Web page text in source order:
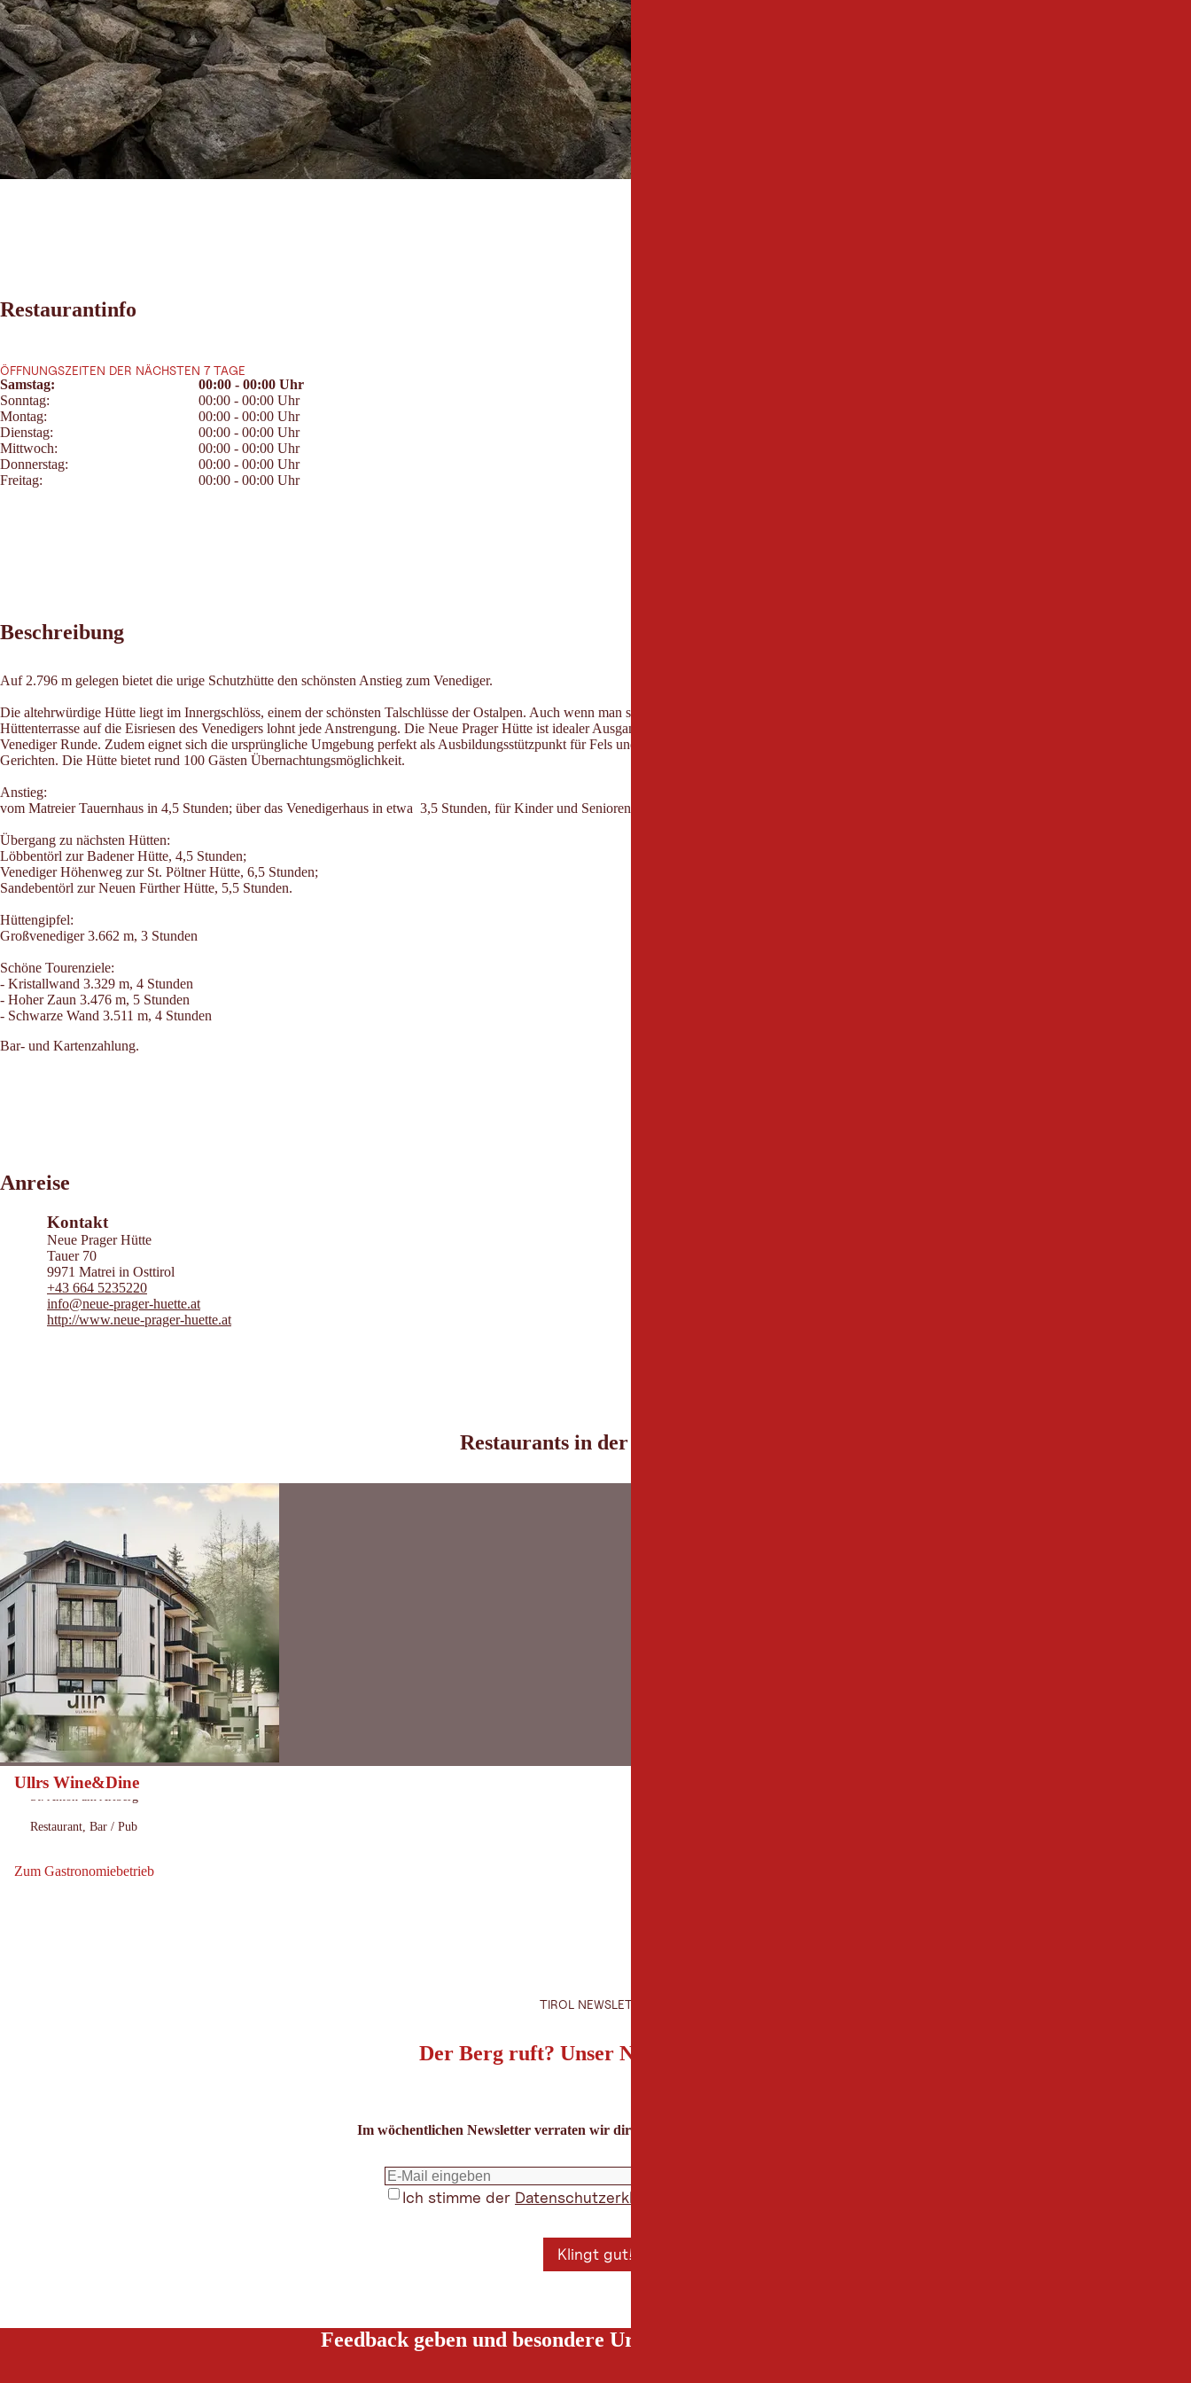
Restaurantinfo
ÖFFNUNGSZEITEN DER NÄCHSTEN 7 TAGE
Samstag:
00:00 - 00:00 Uhr
Sonntag:
00:00 - 00:00 Uhr
Montag:
00:00 - 00:00 Uhr
Dienstag:
00:00 - 00:00 Uhr
Mittwoch:
00:00 - 00:00 Uhr
Donnerstag:
00:00 - 00:00 Uhr
Freitag:
00:00 - 00:00 Uhr
Beschreibung
Auf 2.796 m gelegen bietet die urige Schutzhütte den schönsten Anstieg zum Venediger.
Die altehrwürdige Hütte liegt im Innergschlöss, einem der schönsten Talschlüsse der Ostalpen. Auch wenn man sich den Anstieg ohne Aufstiegshilfe erarbeiten muss, der unvergleichliche Ausblick von der
Hüttenterrasse auf die Eisriesen des Venedigers lohnt jede Anstrengung. Die Neue Prager Hütte ist idealer Ausgangspunkt für eine Besteigung des Großvenedigers und dient gleichzeitig als Etappenziel bei der
Venediger Runde. Zudem eignet sich die ursprüngliche Umgebung perfekt als Ausbildungsstützpunkt für Fels und Eis. Die Hüttenwirte verwöhnen ihre Gäste in gemütlicher Atmosphäre mit traditionellen
Gerichten. Die Hütte bietet rund 100 Gästen Übernachtungsmöglichkeit.
Anstieg:
vom Matreier Tauernhaus in 4,5 Stunden; über das Venedigerhaus in etwa 3,5 Stunden, für Kinder und Senioren leicht erreichbar.
Übergang zu nächsten Hütten:
Löbbentörl zur Badener Hütte, 4,5 Stunden;
Venediger Höhenweg zur St. Pöltner Hütte, 6,5 Stunden;
Sandebentörl zur Neuen Fürther Hütte, 5,5 Stunden.
Hüttengipfel:
Großvenediger 3.662 m, 3 Stunden
Schöne Tourenziele:
- Kristallwand 3.329 m, 4 Stunden
- Hoher Zaun 3.476 m, 5 Stunden
- Schwarze Wand 3.511 m, 4 Stunden
Bar- und Kartenzahlung.
Anreise
Leaflet ©
OpenStreetMap contributors 2026
Kontakt
Neue Prager Hütte
Tauer 70
9971 Matrei in Osttirol
+43 664 5235220
info@neue-prager-huette.at
http://www.neue-prager-huette.at
Restaurants in der Umgebung
Ullrs Wine&Dine
Öffnungszeiten:
Heute geöffnet
Ort:
Restaurant, Bar / Pub
Zum Gastronomiebetrieb
Zum Gastronomiebetrieb: Ullrs Wine&Dine
TIROL NEWSLETTER
Der Berg ruft? Unser Newsletter auch!
Im wöchentlichen Newsletter verraten wir dir die besten Urlaubstipps für Tirol.
Ich stimme der Datenschutzerklärung
Klingt gut!
Feedback geben und besondere Urlaubserlebnisse gewinnen!